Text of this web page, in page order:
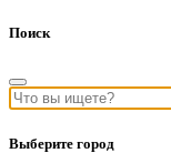
Поиск
Выберите город